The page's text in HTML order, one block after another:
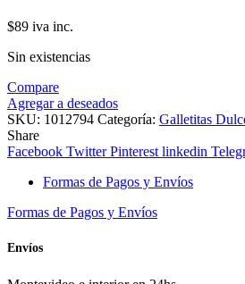
$89 iva inc.
Sin existencias
Compare
Agregar a deseados
SKU: 1012794 Categoría: Galletitas
Share
Facebook Twitter Pinterest linkedin
Formas de Pagos y Envíos
Formas de Pagos y Envíos
Envíos